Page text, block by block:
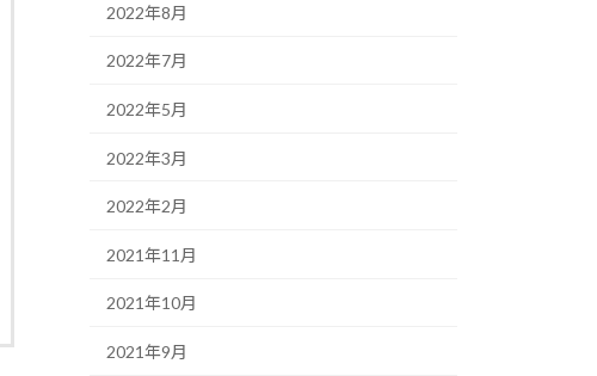
2022年8月
2022年7月
2022年5月
2022年3月
2022年2月
2021年11月
2021年10月
2021年9月